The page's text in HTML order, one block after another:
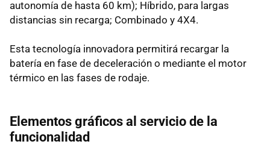
autonomía de hasta 60 km); Híbrido, para largas
distancias sin recarga; Combinado y 4X4.
Esta tecnología innovadora permitirá recargar la
batería en fase de deceleración o mediante el motor
térmico en las fases de rodaje.
Elementos gráficos al servicio de la
funcionalidad